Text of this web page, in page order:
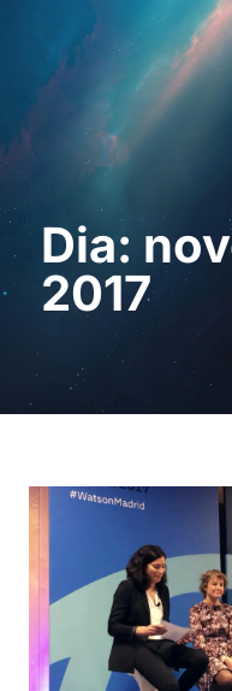
Dia:
2017